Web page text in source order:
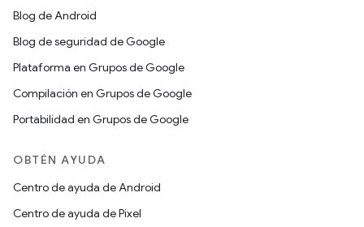
Blog de Android
Blog de seguridad de Google
Plataforma en Grupos de Google
Compilación en Grupos de Google
Portabilidad en Grupos de Google
OBTÉN AYUDA
Centro de ayuda de Android
Centro de ayuda de Pixel